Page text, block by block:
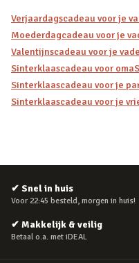
Verjaardagscadeau voor je
Moederdagcadeau voor je
Valentijnscadeau voor je
Sinterklaascadeau voor oma
Sinterklaascadeau voor je
Sinterklaascadeau voor je
✔ Snel in huis
Voor 22:45 besteld, morgen in huis!
✔ Makkelijk & veilig
Betaal o.a. met iDEAL